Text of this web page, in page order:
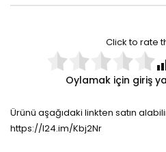
Click to rate
Oylamak için giriş
Ürünü aşağıdaki linkten satın
https://l24.im/Kbj2Nr